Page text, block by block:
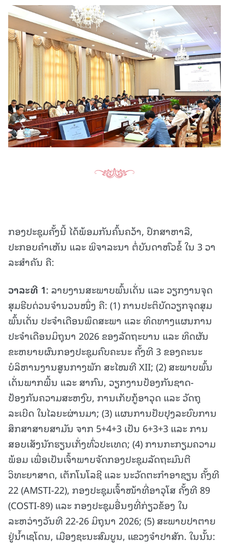
ກອງປະຊຸມຄັ້ງນີ້ ໄດ້ພ້ອມກັນຄົ້ນຄວ້າ, ປຶກສາຫາລື,
ປະກອບຄຳເຫັນ ແລະ ພິຈາລະນາ ຕໍ່ບັນດາຫົວຂໍ້ ໃນ 3 ວາ
ລະສໍາຄັນ ຄື:
ວາລະທີ 1: ລາຍງານສະພາບພົ້ນເດັ່ນ ແລະ ວຽກງານຈຸດ
ສຸມຮີບດ່ວນຈໍານວນໜຶ່ງ ຄື: (1) ການປະຕິບັດວຽກຈຸດສຸມ
ພົ້ນເດັ່ນ ປະຈໍາເດືອນພຶດສະພາ ແລະ ທິດທາງແຜນການ
ປະຈຳເດືອນມິຖຸນາ 2026 ຂອງລັດຖະບານ ແລະ ທິດຜັນ
ຂະຫຍາຍຜົນກອງປະຊຸມຄົບຄະນະ ຄັ້ງທີ 3 ຂອງຄະນະ
ບໍລິຫານງານສູນກາງພັກ ສະໄໝທີ XII; (2) ສະພາບພົ້ນ
ເດັ່ນພາກພື້ນ ແລະ ສາກົນ, ວຽກງານປ້ອງກັນຊາດ-
ປ້ອງກັນຄວາມສະຫງົບ, ການເກັບກູ້ອາວຸດ ແລະ ວັດຖຸ
ລະເບີດ ໃນໄລຍະຜ່ານມາ; (3) ແຜນການປັບປຸງລະບົບການ
ສຶກສາສາຍສາມັນ ຈາກ 5+4+3 ເປັນ 6+3+3 ແລະ ການ
ສອບເສັງນັກຮຽນເກັ່ງທົ່ວປະເທດ; (4) ການກະກຽມຄວາມ
ພ້ອມ ເພື່ອເປັນເຈົ້າພາບຈັດກອງປະຊຸມລັດຖະມົນຕີ
ວິທະຍາສາດ, ເຕັກໂນໂລຊີ ແລະ ນະວັດຕະກຳອາຊຽນ ຄັ້ງທີ
22 (AMSTI-22), ກອງປະຊຸມເຈົ້າໜ້າທີ່ອາວຸໂສ ຄັ້ງທີ 89
(COSTI-89) ແລະ ກອງປະຊຸມອື່ນໆທີ່ກ່ຽວຂ້ອງ ໃນ
ລະຫວ່າງວັນທີ 22-26 ມິຖຸນາ 2026; (5) ສະພາບປາຕາຍ
ຢູ່ນໍ້າເຊໂດນ, ເມືອງຊະນະສົມບູນ, ແຂວງຈຳປາສັກ. ໃນນັ້ນ: